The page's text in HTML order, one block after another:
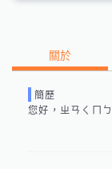
關於
簡歷
您好， ㄓㄢㄑㄇㄅ